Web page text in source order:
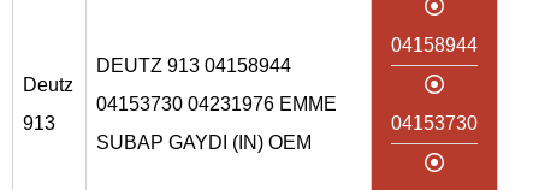
Deutz
913
DEUTZ 913 04158944
04153730 04231976 EMME
SUBAP GAYDI (IN) OEM
04158944
04153730